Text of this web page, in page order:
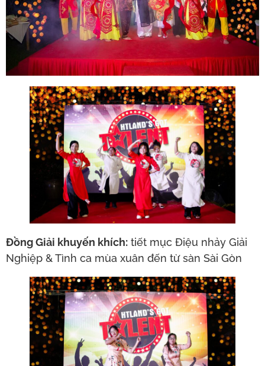
Đồng Giải khuyến khích: tiết mục Điệu nhảy Giải
Nghiệp & Tình ca mùa xuân đến từ sàn Sài Gòn